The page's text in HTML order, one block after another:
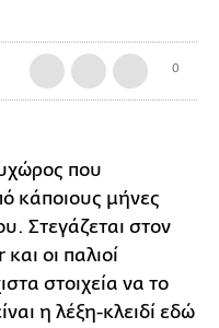
0
που
κάποιους μήνες
Στεγάζεται στον
οι παλιοί
στοιχεία να το
η λέξη-κλειδί εδώ